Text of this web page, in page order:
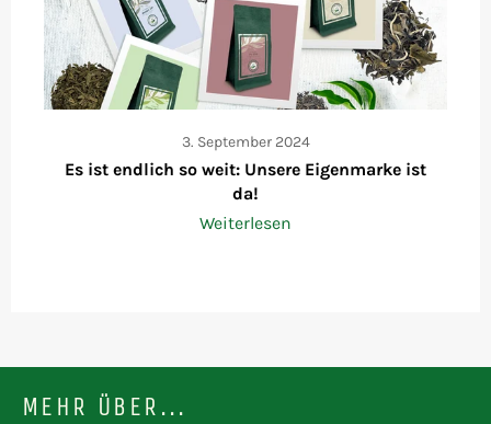
3. September 2024
Es ist endlich so weit: Unsere Eigenmarke ist
da!
Weiterlesen
MEHR ÜBER...